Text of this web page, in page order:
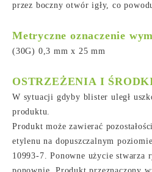
przez boczny otwór igły, co
Metryczne oznaczenie
(30G) 0,3 mm x 25 mm
OSTRZEŻENIA I
W sytuacji gdyby blister uległ
produktu.
Produkt może zawierać
etylenu na dopuszczalnym
10993-7. Ponowne użycie